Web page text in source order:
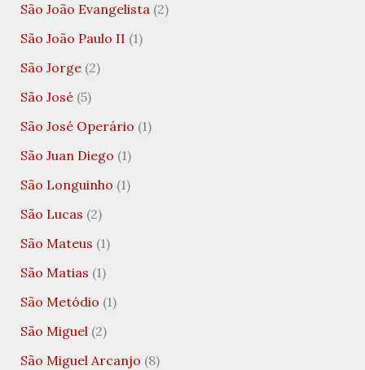
São João Evangelista(2)
São João Paulo II (1)
São Jorge(2)
São José(5)
São José Operário (1)
São Juan Diego (1)
São Longuinho (1)
São Lucas (2)
São Mateus (1)
São Matias (1)
São Metódio (1)
São Miguel(2)
São Miguel Arcanjo (8)